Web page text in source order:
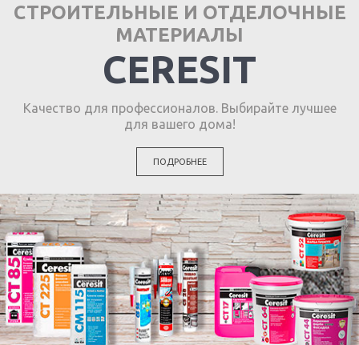
СТРОИТЕЛЬНЫЕ И ОТДЕЛОЧНЫЕ
МАТЕРИАЛЫ
CERESIT
Качество для профессионалов. Выбирайте лучшее
для вашего дома!
ПОДРОБНЕЕ